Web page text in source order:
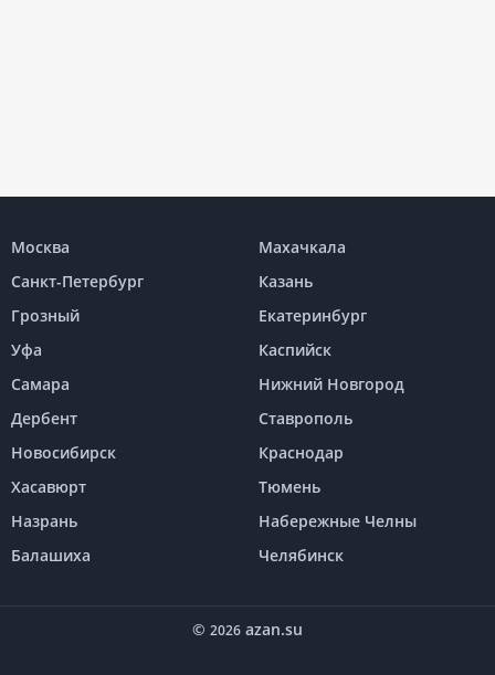
Москва
Махачкала
Санкт-Петербург
Казань
Грозный
Екатеринбург
Уфа
Каспийск
Самара
Нижний Новгород
Дербент
Ставрополь
Новосибирск
Краснодар
Хасавюрт
Тюмень
Назрань
Набережные Челны
Балашиха
Челябинск
© 2026 azan.su